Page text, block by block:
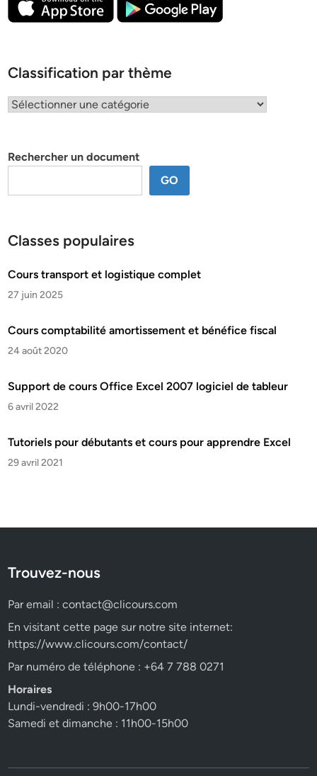
Classification par thème
Classification
Rechercher un document
GO
Classes populaires
Cours transport et logistique complet
27 juin 2025
Cours comptabilité amortissement et bénéfice fiscal
24 août 2020
Support de cours Office Excel 2007 logiciel de tableur
6 avril 2022
Tutoriels pour débutants et cours pour apprendre Excel
29 avril 2021
Trouvez-nous
Par email :contact@clicours.com
En visitant cette page sur notre site internet:
https://www.clicours.com/contact/
Par numéro de téléphone : +64 7 788 0271
Horaires
Lundi-vendredi : 9h00-17h00
Samedi et dimanche : 11h00-15h00